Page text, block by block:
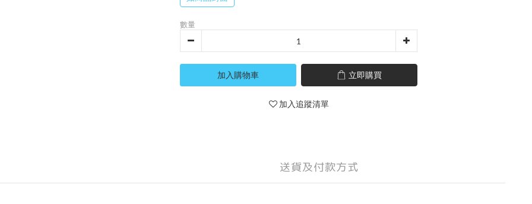
數量
加入購物車 立即購買
加入追蹤清單
送貨及付款方式